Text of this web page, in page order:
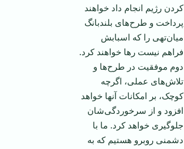
کردن رژيم انجام داد خواهند
پرداخت و طرح‌های بلندبانگ
ميان‌تهی را که اسبابش
فراهم نيست رها خواهند کرد.
دوم موفقيت در طرح‌ها و
تلاش‌های عملی، اگرچه
کوچک، بر امکانات آنها خواهد
افزود و از سرخوردگی‌شان
جلوگيری خواهد کرد. ما با
دشمنی روبرو هستيم که به